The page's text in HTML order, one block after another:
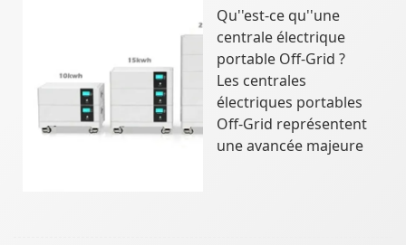
Qu''est-ce qu''une
centrale électrique
portable Off-Grid ?
Les centrales
électriques portables
Off-Grid représentent
une avancée majeure